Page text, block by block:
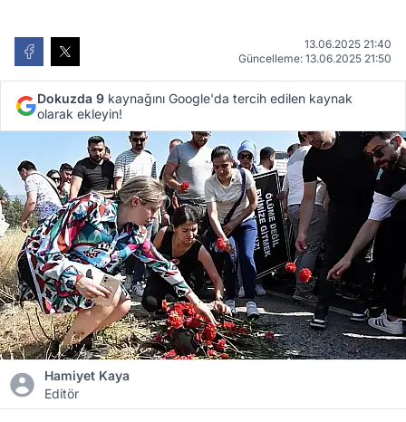
13.06.2025 21:40
Güncelleme: 13.06.2025 21:50
Dokuzda 9 kaynağını Google'da tercih edilen kaynak
olarak ekleyin!
Hamiyet Kaya
Editör